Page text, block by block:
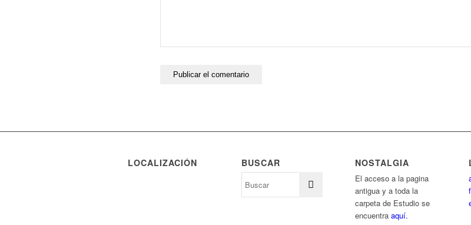
LOCALIZACIÓN BUSCAR NOSTALGIA
El acceso a la pagina
antigua y a toda la
carpeta de Estudio se
encuentra aquí.